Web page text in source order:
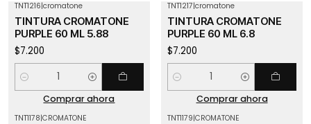
TNT1216|cromatone
TINTURA CROMATONE
PURPLE 60 ML 5.88
$7.200
Cantidad
Comprar ahora
TNT1217|cromatone
TINTURA CROMATONE
PURPLE 60 ML 6.8
$7.200
Cantidad
Comprar ahora
TNT1178|CROMATONE TNT1179|CROMATONE